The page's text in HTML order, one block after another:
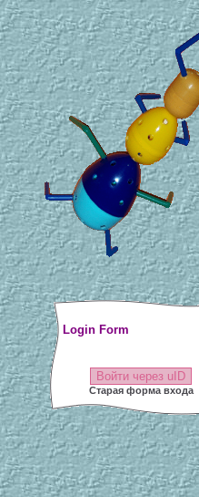
Login Form
Войти через uID
Старая форма входа